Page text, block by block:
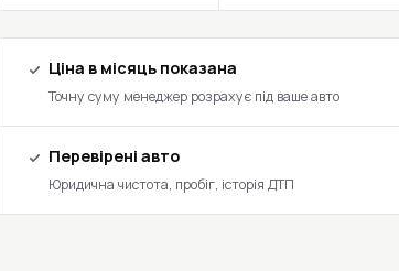
Ціна в місяць показана
Точну суму менеджер розрахує під ваше авто
Перевірені авто
Юридична чистота, пробіг, історія ДТП